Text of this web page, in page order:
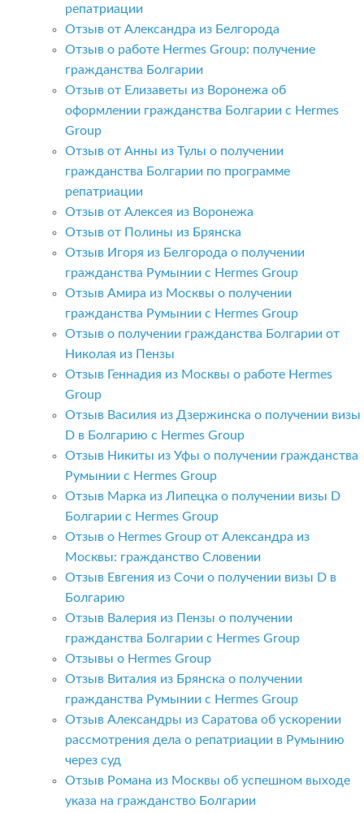
репатриации
Отзыв от Александра из Белгорода
Отзыв о работе Hermes Group: получение
гражданства Болгарии
Отзыв от Елизаветы из Воронежа об
оформлении гражданства Болгарии с Hermes
Group
Отзыв от Анны из Тулы о получении
гражданства Болгарии по программе
репатриации
Отзыв от Алексея из Воронежа
Отзыв от Полины из Брянска
Отзыв Игоря из Белгорода о получении
гражданства Румынии с Hermes Group
Отзыв Амира из Москвы о получении
гражданства Румынии с Hermes Group
Отзыв о получении гражданства Болгарии от
Николая из Пензы
Отзыв Геннадия из Москвы о работе Hermes
Group
Отзыв Василия из Дзержинска о получении визы
D в Болгарию с Hermes Group
Отзыв Никиты из Уфы о получении гражданства
Румынии с Hermes Group
Отзыв Марка из Липецка о получении визы D
Болгарии с Hermes Group
Отзыв о Hermes Group от Александра из
Москвы: гражданство Словении
Отзыв Евгения из Сочи о получении визы D в
Болгарию
Отзыв Валерия из Пензы о получении
гражданства Болгарии с Hermes Group
Отзывы о Hermes Group
Отзыв Виталия из Брянска о получении
гражданства Румынии с Hermes Group
Отзыв Александры из Саратова об ускорении
рассмотрения дела о репатриации в Румынию
через суд
Отзыв Романа из Москвы об успешном выходе
указа на гражданство Болгарии